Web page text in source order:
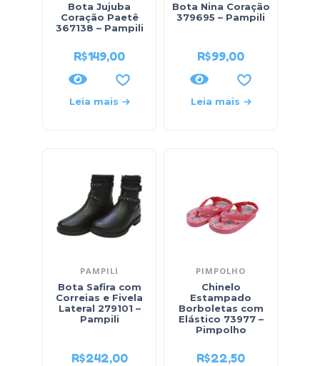
Bota Jujuba
Coração Paetê
367138 – Pampili
R$149,00
Leia mais
Bota Nina Coração
379695 – Pampili
R$99,00
Leia mais
PAMPILI
Bota Safira com
Correias e Fivela
Lateral 279101 –
Pampili
R$242,00
PIMPOLHO
Chinelo
Estampado
Borboletas com
Elástico 73977 –
Pimpolho
R$22,50